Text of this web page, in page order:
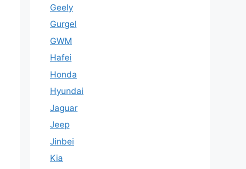
Geely
Gurgel
GWM
Hafei
Honda
Hyundai
Jaguar
Jeep
Jinbei
Kia